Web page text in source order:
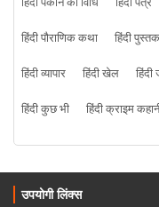
हिंदी पौराणिक कथा
हिंदी
हिंदी व्यापार
हिंदी खेल हिंदी
हिंदी कुछ भी
हिंदी क्राइम
उपयोगी लिंक्स